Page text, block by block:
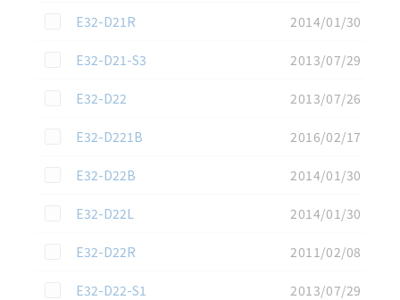
この資料を選択
E32-D21R
2014/01/30
この資料を選択
E32-D21-S3
2013/07/29
この資料を選択
E32-D22
2013/07/26
この資料を選択
E32-D221B
2016/02/17
この資料を選択
E32-D22B
2014/01/30
この資料を選択
E32-D22L
2014/01/30
この資料を選択
E32-D22R
2011/02/08
この資料を選択
E32-D22-S1
2013/07/29